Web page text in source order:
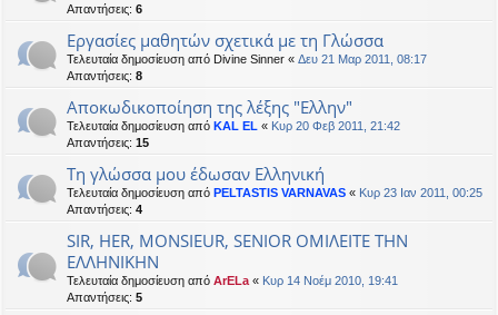
Απαντήσεις: 6
Εργασίες μαθητών σχετικά με τη Γλώσσα
Τελευταία δημοσίευση από Divine Sinner « Δευ 21 Μαρ 2011, 08:17
Απαντήσεις: 8
Αποκωδικοποίηση της λέξης "Ελλην"
Τελευταία δημοσίευση από KAL EL « Κυρ 20 Φεβ 2011, 21:42
Απαντήσεις: 15
Tη γλώσσα μου έδωσαν Eλληνική
Τελευταία δημοσίευση από PELTASTIS VARNAVAS « Κυρ 23 Ιαν 2011, 00:25
Απαντήσεις: 4
SIR, HER, MONSIEUR, SENIOR ΟΜΙΛΕΙΤΕ ΤΗΝ
ΕΛΛΗΝΙΚΗΝ
Τελευταία δημοσίευση από ArELa « Κυρ 14 Νοέμ 2010, 19:41
Απαντήσεις: 5